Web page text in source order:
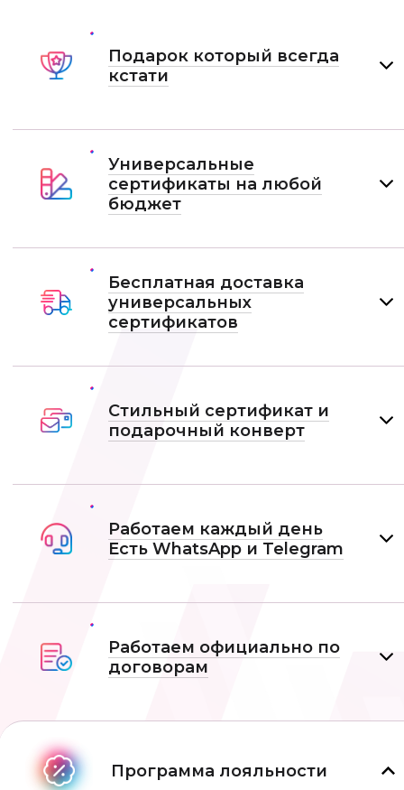
Подарок который всегда
кстати
Универсальные
сертификаты на любой
бюджет
Бесплатная доставка
универсальных
сертификатов
Стильный сертификат и
подарочный конверт
Работаем каждый день
Есть WhatsApp и Telеgram
Работаем официально по
договорам
Программа лояльности